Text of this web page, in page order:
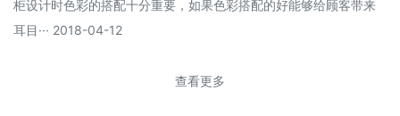
柜设计时色彩的搭配十分重要，如果色彩搭配的好能够给顾客带来
耳目··· 2018-04-12
查看更多